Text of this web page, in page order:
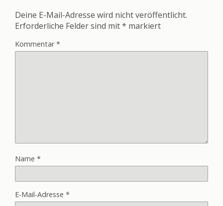
Deine E-Mail-Adresse wird nicht veröffentlicht.
Erforderliche Felder sind mit* markiert
Kommentar*
Name *
E-Mail-Adresse *